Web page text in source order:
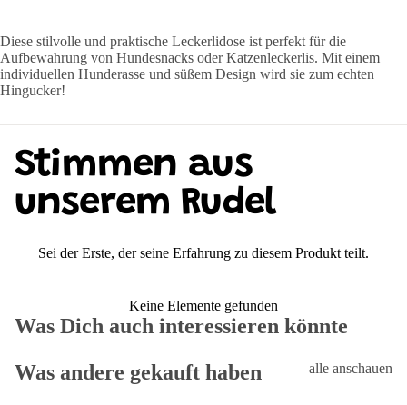
Diese stilvolle und praktische Leckerlidose ist perfekt für die
Aufbewahrung von Hundesnacks oder Katzenleckerlis. Mit einem
individuellen Hunderasse und süßem Design wird sie zum echten
Hingucker!
Stimmen aus
unserem Rudel
Sei der Erste, der seine Erfahrung zu diesem Produkt teilt.
Keine Elemente gefunden
Was Dich auch interessieren könnte
Was andere gekauft haben
alle anschauen